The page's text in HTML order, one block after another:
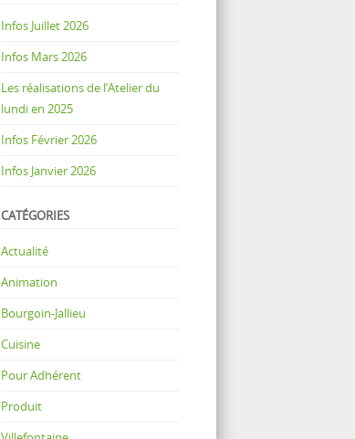
Infos Juillet 2026
Infos Mars 2026
Les réalisations de l’Atelier du
lundi en 2025
Infos Février 2026
Infos Janvier 2026
CATÉGORIES
Actualité
Animation
Bourgoin-Jallieu
Cuisine
Pour Adhérent
Produit